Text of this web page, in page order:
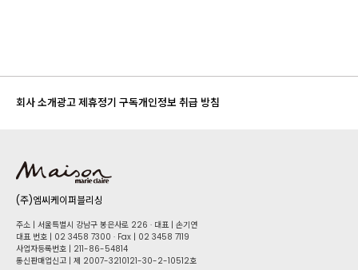
회사 소개광고 제휴정기 구독개인정보 취급 방침
(주)엠씨케이퍼블리싱
주소 | 서울특별시 강남구 봉은사로 226 · 대표 | 손기연
대표 번호 | 02 34​58 7300 · Fax | 02 34​58 7119
사업자등록번호 | 211-86-5​4814
통신판매업신고 | 제 2007-3210121-30-2-10512호